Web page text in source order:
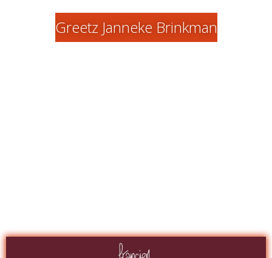
Greetz Janneke Brinkman